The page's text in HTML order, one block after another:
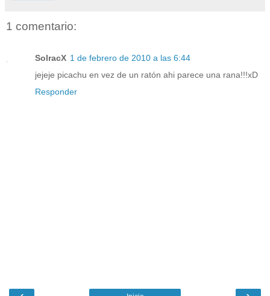
1 comentario:
SolracX 1 de febrero de 2010 a las 6:44
jejeje picachu en vez de un ratón ahi parece una rana!!!xD
Responder